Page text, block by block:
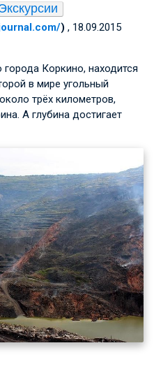
) , 18.09.2015
Коркино, находится
в мире угольный
трёх километров,
А глубина достигает